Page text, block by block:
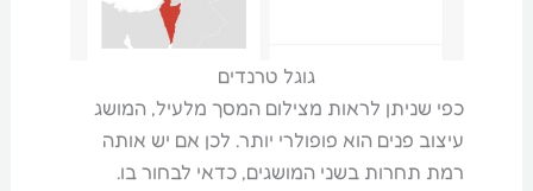
גוגל טרנדים
כפי שניתן לראות מצילום המסך מלעיל, המושג
עיצוב פנים הוא פופולרי יותר. לכן אם יש אותה
רמת תחרות בשני המושגים, כדאי לבחור בו.